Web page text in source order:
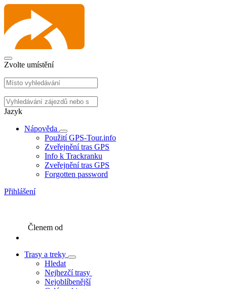
Zvolte umístění
Jazyk
Nápověda
Použití GPS-Tour.info
Zveřejnění tras GPS
Info k Trackranku
Zveřejnění tras GPS
Forgotten password
Přihlášení
Členem od
Trasy a treky
Hledat
Nejhezčí trasy
Nejoblíbenější